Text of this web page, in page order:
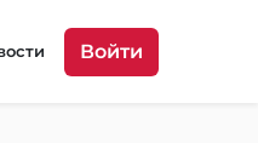
Войти